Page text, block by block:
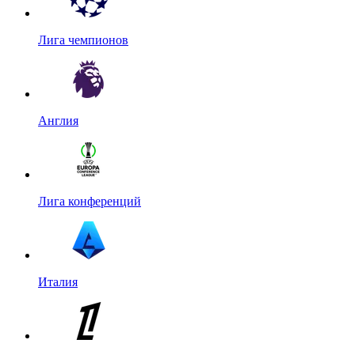
Лига чемпионов
Англия
Лига конференций
Италия